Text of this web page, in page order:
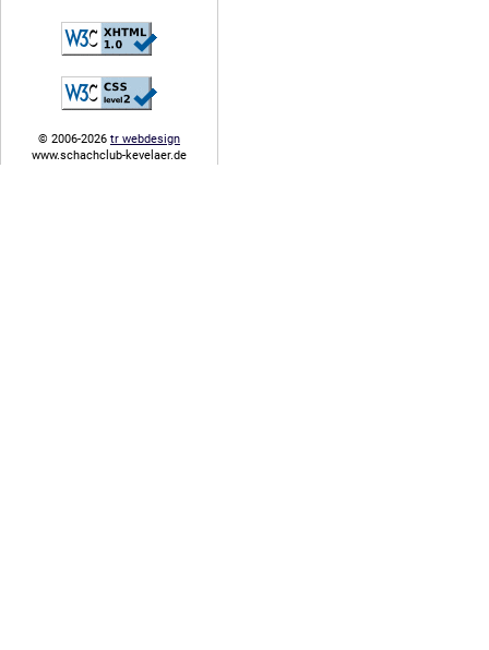
© 2006-2026 tr webdesign
www.schachclub-kevelaer.de